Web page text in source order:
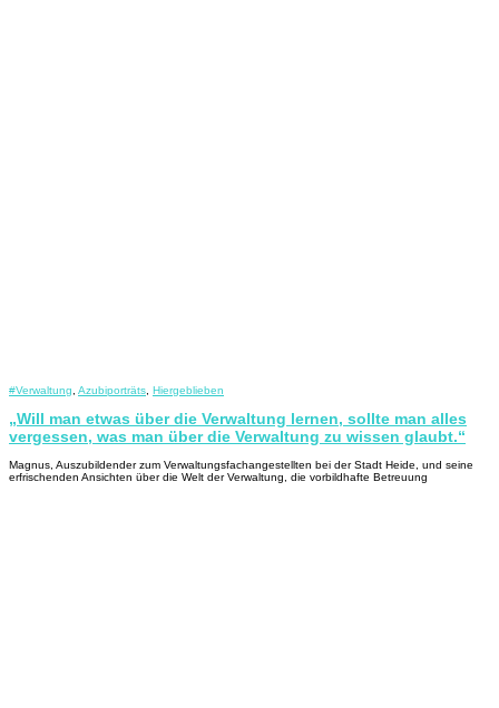
#Verwaltung Azubiporträts Hiergeblieben
„Will man etwas über die Verwaltung lernen, sollte man alles
vergessen, was man über die Verwaltung zu wissen glaubt.“
Magnus, Auszubildender zum Verwaltungsfachangestellten bei der Stadt Heide, und seine
erfrischenden Ansichten über die Welt der Verwaltung, die vorbildhafte Betreuung